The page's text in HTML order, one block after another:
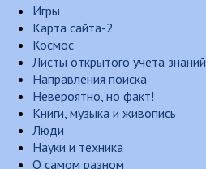
Игры
Карта сайта-2
Космос
Листы открытого учета знаний
Направления поиска
Невероятно, но факт!
Книги, музыка и живопись
Люди
Науки и техника
О самом разном